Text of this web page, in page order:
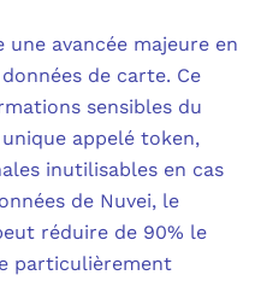
avancée majeure en
de carte. Ce
sensibles du
appelé token,
inutilisables en cas
de Nuvei, le
réduire de 90% le
particulièrement